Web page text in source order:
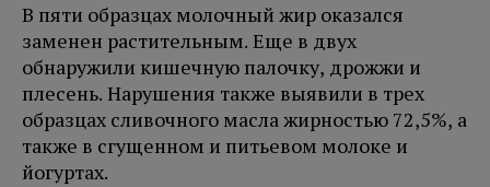
В пяти образцах молочный жир оказался
заменен растительным. Еще в двух
обнаружили кишечную палочку, дрожжи и
плесень. Нарушения также выявили в трех
образцах сливочного масла жирностью 72,5%, а
также в сгущенном и питьевом молоке и
йогуртах.